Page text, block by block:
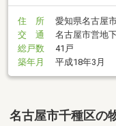
住 所
愛知県名古屋
交 通
名古屋市営地
総戸数
41戸
築年月
平成18年3月
名古屋市千種区の